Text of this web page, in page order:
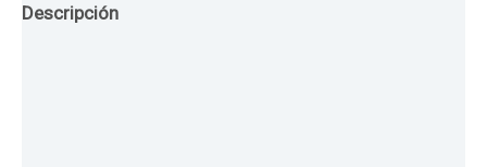
Descripción